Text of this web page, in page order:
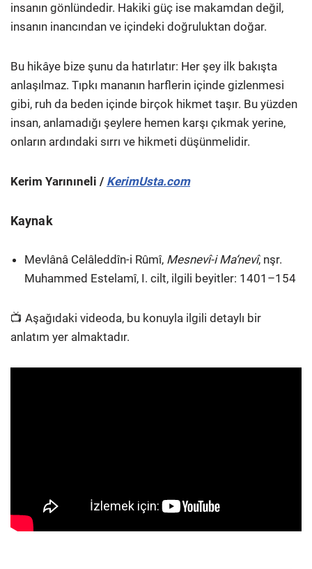
insanın gönlündedir. Hakiki güç ise makamdan değil,
insanın inancından ve içindeki doğruluktan doğar.
Bu hikâye bize şunu da hatırlatır: Her şey ilk bakışta
anlaşılmaz. Tıpkı mananın harflerin içinde gizlenmesi
gibi, ruh da beden içinde birçok hikmet taşır. Bu yüzden
insan, anlamadığı şeylere hemen karşı çıkmak yerine,
onların ardındaki sırrı ve hikmeti düşünmelidir.
Kerim Yarınıneli / KerimUsta.com
Kaynak
Mevlânâ Celâleddîn-i Rûmî, Mesnevî-i Ma‘nevî, nşr.
Muhammed Estelamî, I. cilt, ilgili beyitler: 1401–154
📺 Aşağıdaki videoda, bu konuyla ilgili detaylı bir
anlatım yer almaktadır.